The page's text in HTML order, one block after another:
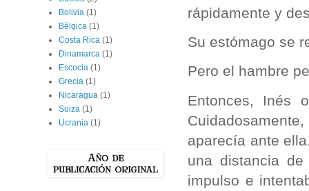
rápidamente y
Su estómago se
Pero el hambre
Entonces, Inés
aparecía ante
una distancia
impulso e
Bolivia (1)
Bélgica (1)
Costa Rica (1)
Dinamarca (1)
Escocia (1)
Grecia (1)
Nicaragua (1)
Suiza (1)
Ucrania (1)